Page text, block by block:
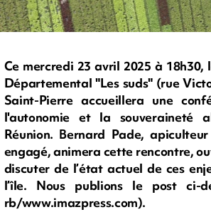
Ce mercredi 23 avril 2025 à 18h30,
Départemental "Les suds" (rue
Saint-Pierre accueillera une
l'autonomie et la souveraineté
Réunion. Bernard Pade,
engagé, animera cette rencontre,
discuter de l’état actuel de ces
l’île. Nous publions le post ci-
rb/www.imazpress.com).